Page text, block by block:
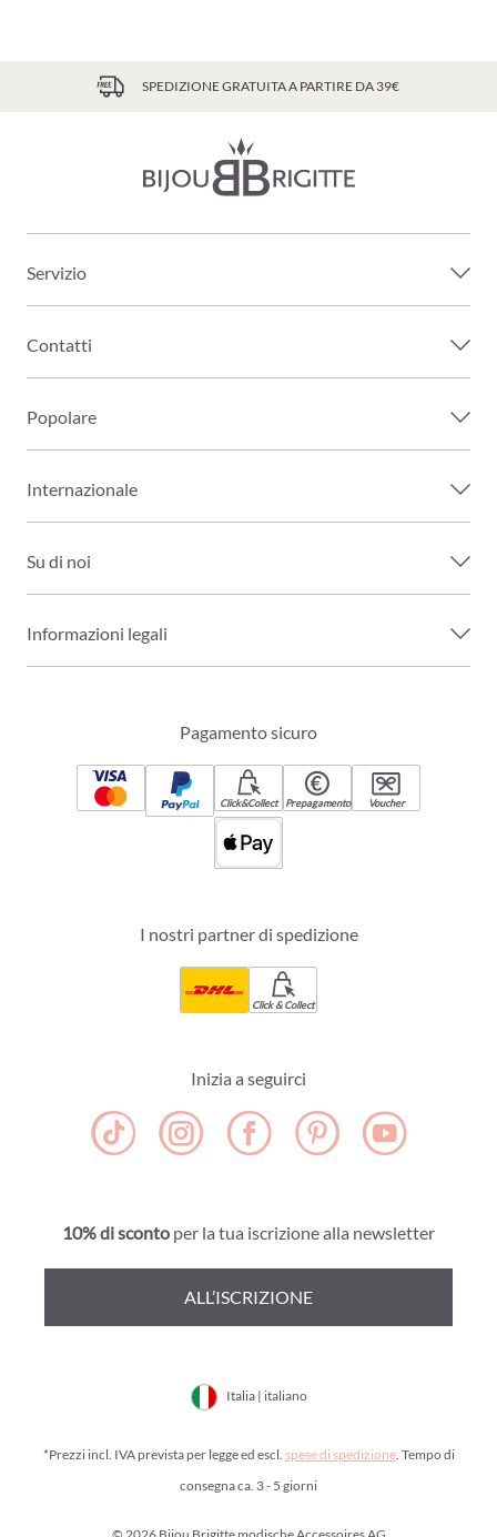
SPEDIZIONE GRATUITA A PARTIRE DA 39€
Servizio
Contatti
Popolare
Internazionale
Su di noi
Informazioni legali
Pagamento sicuro
Click&Collect Prepagamento Voucher
I nostri partner di spedizione
Click & Collect
Inizia a seguirci
10% di sconto per la tua iscrizione alla newsletter
ALL’ISCRIZIONE
Italia | italiano
*Prezzi incl. IVA prevista per legge ed escl. spese di spedizione. Tempo di
consegna ca. 3 - 5 giorni